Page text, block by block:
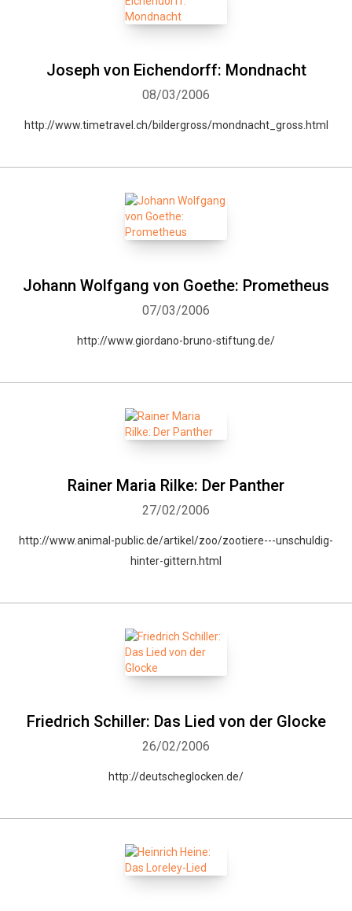
Joseph von Eichendorff: Mondnacht
08/03/2006
http://www.timetravel.ch/bildergross/mondnacht_gross.html
Johann Wolfgang von Goethe: Prometheus
07/03/2006
http://www.giordano-bruno-stiftung.de/
Rainer Maria Rilke: Der Panther
27/02/2006
http://www.animal-public.de/artikel/zoo/zootiere---unschuldig-
hinter-gittern.html
Friedrich Schiller: Das Lied von der Glocke
26/02/2006
http://deutscheglocken.de/